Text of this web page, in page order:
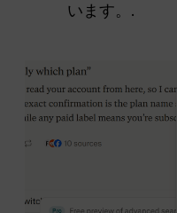
います。.